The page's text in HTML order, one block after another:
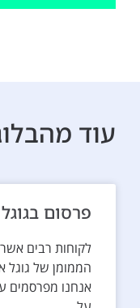
עוד
פרסום
לקוחות רבים
הממומן של גוגל
אנחנו מפרסמים